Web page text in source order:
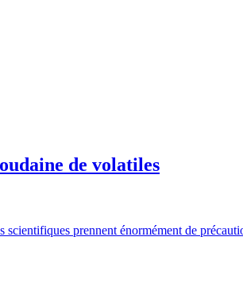
de volatiles
prennent énormément de